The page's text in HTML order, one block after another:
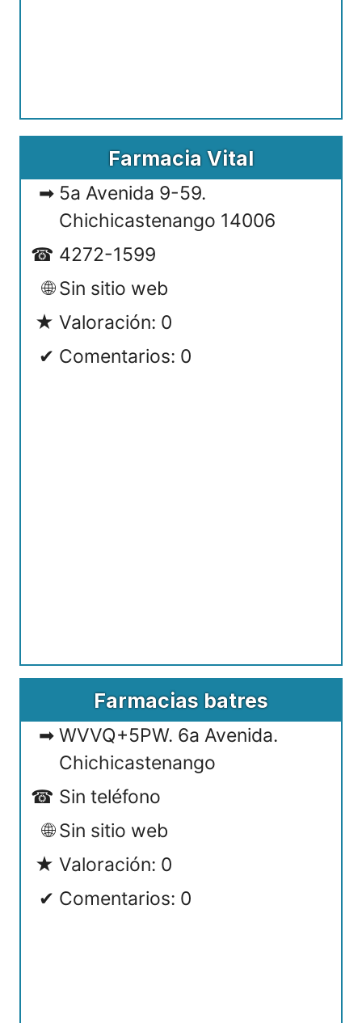
Farmacia Vital
5a Avenida 9-59.
Chichicastenango 14006
4272-1599
Sin sitio web
Valoración: 0
Comentarios: 0
Farmacias batres
WVVQ+5PW. 6a Avenida.
Chichicastenango
Sin teléfono
Sin sitio web
Valoración: 0
Comentarios: 0